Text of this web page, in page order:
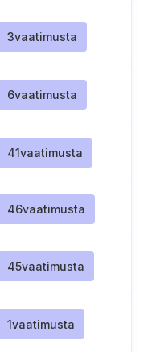
3vaatimusta
6vaatimusta
41vaatimusta
46vaatimusta
45vaatimusta
1vaatimusta